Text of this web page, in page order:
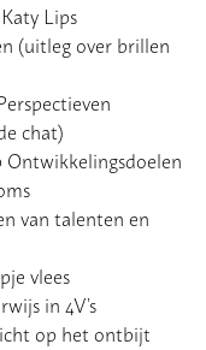
Lips
(uitleg over brillen
chat)
Ontwikkelingsdoelen
van talenten en
vlees
in 4V’s
op het ontbijt